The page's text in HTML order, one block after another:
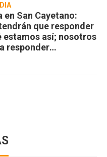
en San Cayetano:
que responder
estamos así; nosotros
responder